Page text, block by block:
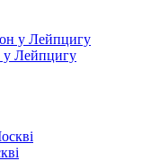
у Лейпцигу